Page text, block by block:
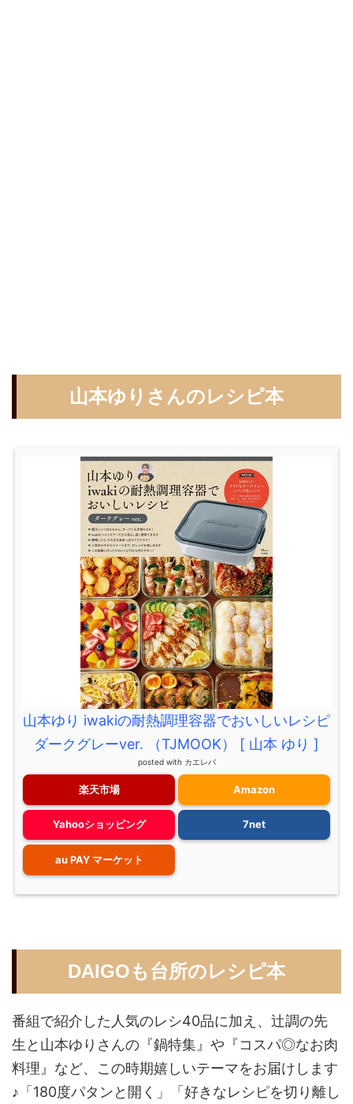
山本ゆりさんのレシピ本
山本ゆり iwakiの耐熱調理容器でおいしいレシピ
ダークグレーver. （TJMOOK） [ 山本 ゆり ]
posted with カエレバ
楽天市場 Amazon
Yahooショッピング 7net
au PAY マーケット
DAIGOも台所のレシピ本
番組で紹介した人気のレシ40品に加え、辻調の先
生と山本ゆりさんの『鍋特集』や『コスパ◎なお肉
料理』など、この時期嬉しいテーマをお届けします
♪「180度パタンと開く」「好きなレシピを切り離し